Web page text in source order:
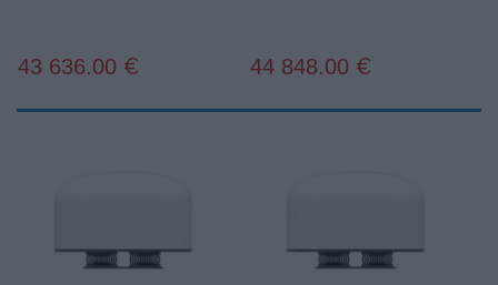
43 636.00 € 44 848.00 €